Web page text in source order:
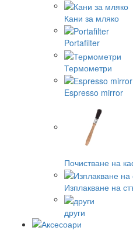
Кани за мляко
Portafilter
Термометри
Espresso mirror
Почистване на
Изплакване на
други